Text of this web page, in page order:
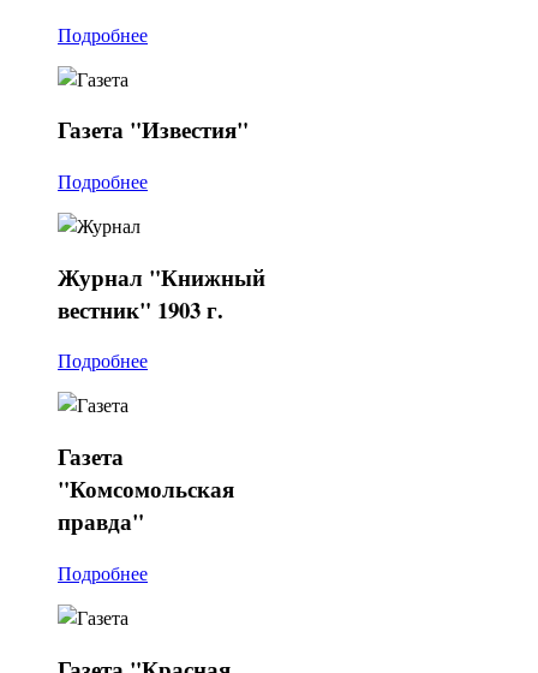
Подробнее
Газета "Известия"
Подробнее
Журнал "Книжный
вестник" 1903 г.
Подробнее
Газета
"Комсомольская
правда"
Подробнее